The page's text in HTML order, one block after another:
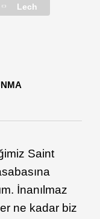
Lech
Saint
İnanılmaz
ne kadar biz